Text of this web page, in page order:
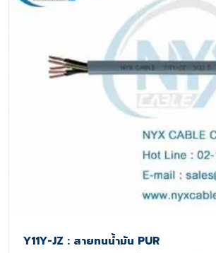
Y11Y-JZ : สายทนน้ำมัน PUR